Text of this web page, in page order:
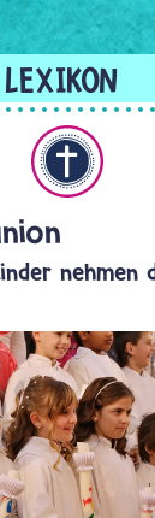
nehmen